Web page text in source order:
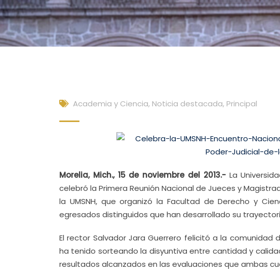
Academia y Ciencia, Noticia destacada, Principal
Morelia, Mich., 15 de noviembre del 2013.-La
celebró la Primera Reunión Nacional de Jueces y
la UMSNH, que organizó la Facultad de Derecho y
egresados distinguidos que han desarrollado su
El rector Salvador Jara Guerrero felicitó a la
ha tenido sorteando la disyuntiva entre cantidad y
resultados alcanzados en las evaluaciones que ambas